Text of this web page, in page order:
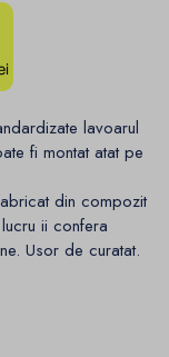
lavoarul
fi montat atat pe
din compozit
ii confera
Usor de curatat.